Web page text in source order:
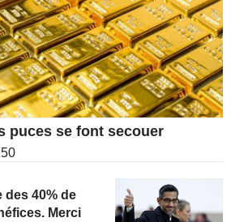
puces se font secouer
des 40% de
Merci